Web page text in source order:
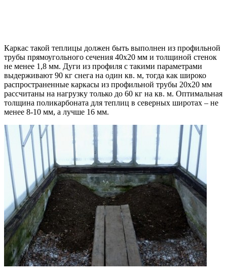
Каркас такой теплицы должен быть выполнен из профильной
трубы прямоугольного сечения 40х20 мм и толщиной стенок
не менее 1,8 мм. Дуги из профиля с такими параметрами
выдерживают 90 кг снега на один кв. м, тогда как широко
распространенные каркасы из профильной трубы 20х20 мм
рассчитаны на нагрузку только до 60 кг на кв. м. Оптимальная
толщина поликарбоната для теплиц в северных широтах – не
менее 8-10 мм, а лучше 16 мм.